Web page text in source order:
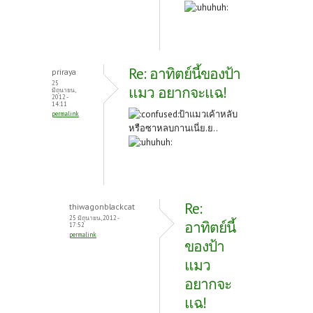
priraya
25
มิถุนายน,
2012 -
14:11
permalink
Re: อาทิตย์นี้ของป้า
แมว อยากจะแฉ!
ป้าแมวเค้าหลับ
หรือซาหลบกานเนี่ย.ย..
thiwagonblackcat
25 มิถุนายน, 2012 -
17:52
permalink
Re:
อาทิตย์นี้
ของป้า
แมว
อยากจะ
แฉ!